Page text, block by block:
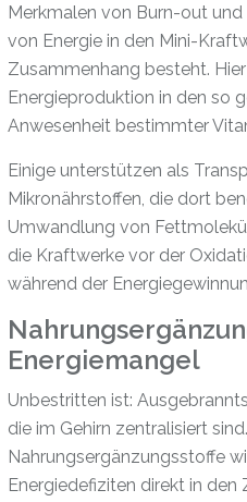
Merkmalen von Burn-out
von Energie in den Mini-
Zusammenhang besteht.
Energieproduktion in den so
Anwesenheit bestimmter
Einige unterstützen als
Mikronährstoffen, die dort
Umwandlung von
die Kraftwerke vor der
während der
Energiemangel
Unbestritten ist:
die im Gehirn zentralisiert
Nahrungsergänzungsstoffe
Energiedefiziten direkt in den